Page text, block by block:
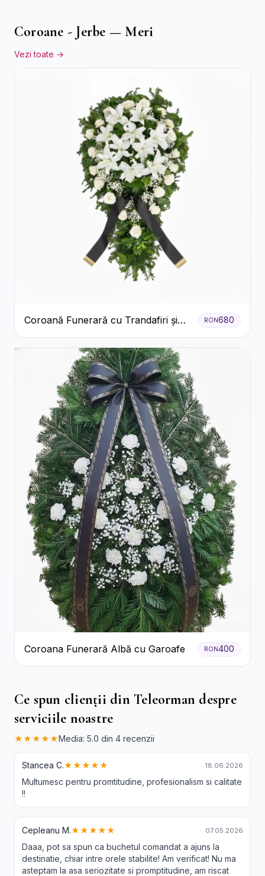
Coroane - Jerbe — Meri
Vezi toate →
Coroană Funerară cu Trandafiri și
Crini
RON680
Coroana Funerară Albă cu Garoafe RON400
Ce spun clienții din Teleorman despre
serviciile noastre
★★★★★Media: 5.0 din 4 recenzii
Stancea C.★★★★★ 18.06.2026
Multumesc pentru promtitudine, profesionalism si calitate
!!
Cepleanu M.★★★★★ 07.05.2026
Daaa, pot sa spun ca buchetul comandat a ajuns la
destinatie, chiar intre orele stabilite! Am verificat! Nu ma
asteptam la asa seriozitate si promptitudine, am riscat